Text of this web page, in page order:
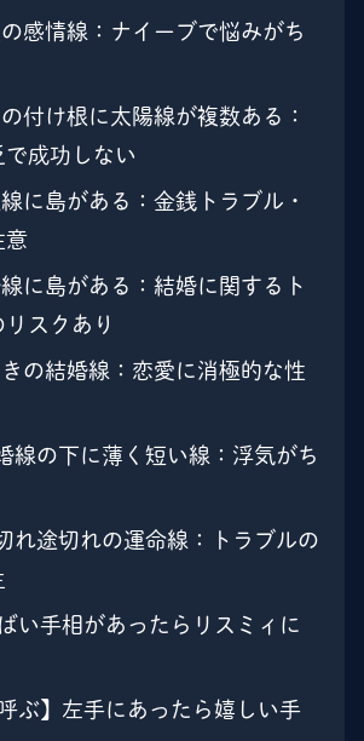
感情線：ナイーブで悩みがち
付け根に太陽線が複数ある：
成功しない
に島がある：金銭トラブル・
意
に島がある：結婚に関するト
リスクあり
の結婚線：恋愛に消極的な性
線の下に薄く短い線：浮気がち
れ途切れの運命線：トラブルの
い手相があったらリスミィに
ぶ】左手にあったら嬉しい手